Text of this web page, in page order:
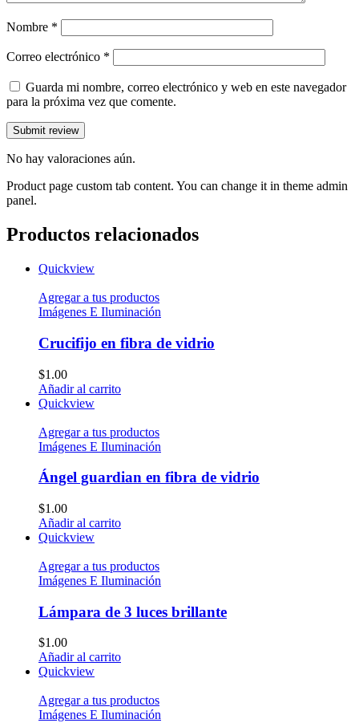
Nombre *
Correo electrónico *
Guarda mi nombre, correo electrónico y web en este navegador
para la próxima vez que comente.
No hay valoraciones aún.
Product page custom tab content. You can change it in theme admin
panel.
Productos relacionados
Quickview
Agregar a tus productos
Imágenes E Iluminación
Crucifijo en fibra de vidrio
$1.00
Añadir al carrito
Quickview
Agregar a tus productos
Imágenes E Iluminación
Ángel guardian en fibra de vidrio
$1.00
Añadir al carrito
Quickview
Agregar a tus productos
Imágenes E Iluminación
Lámpara de 3 luces brillante
$1.00
Añadir al carrito
Quickview
Agregar a tus productos
Imágenes E Iluminación